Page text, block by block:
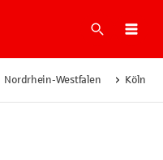
Suche
Nordrhein-Westfalen Köln